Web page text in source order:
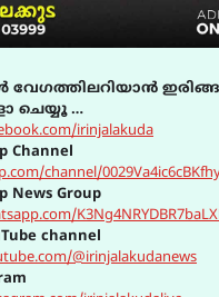
ചെയ്യൂ …
irinjalakuda
Channel
channel/
News Group
channel
@irinjalakudanews